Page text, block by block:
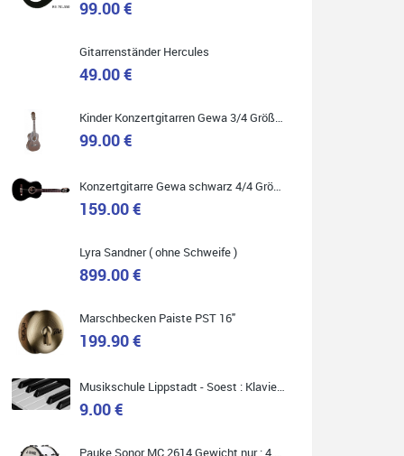
Ich war auf der Suche nach einem neuen Keyboard
und bin begeistert: ich bin super beraten worden,
aktuell natürlich nur telefonisch. Nachdem die
abholen musste. Top!
Quelle: Google-Rezension
Marie-Luise Mroß
99.00 €
Gitarrenständer Hercules
49.00 €
99.00 €
159.00 €
Lyra Sandner ( ohne Schweife )
899.00 €
Marschbecken Paiste PST 16"
199.90 €
9.00 €